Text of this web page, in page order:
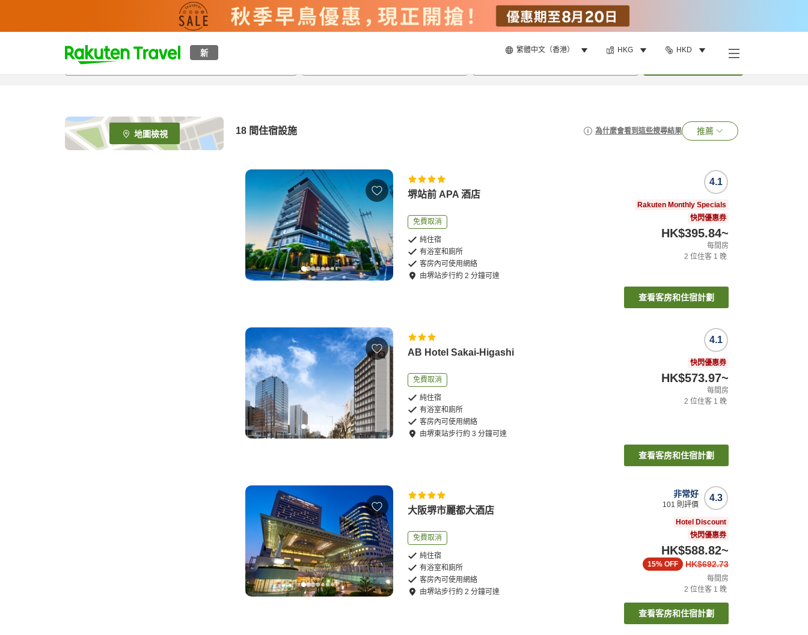
新 繁體中文（香港） HKG HKD
t
p
e
_
s
地圖檢視 18 間住宿設施 為什麼會看到這些搜尋結果 推薦
堺站前 APA 酒店
免費取消
純住宿
有浴室和廁所
客房內可使用網絡
由堺站步行約2 分鐘可達
4.1
Rakuten Monthly Specials
快閃優惠券
HK$395.84~
每間房
2 位住客 1 晚
查看客房和住宿計劃
AB Hotel Sakai-Higashi
免費取消
純住宿
有浴室和廁所
客房內可使用網絡
由堺東站步行約3 分鐘可達
4.1
快閃優惠券
HK$573.97~
每間房
2 位住客 1 晚
查看客房和住宿計劃
大阪堺市麗都大酒店
免費取消
純住宿
有浴室和廁所
客房內可使用網絡
由堺站步行約2 分鐘可達
4.3
非常好
101 則評價
Hotel Discount
快閃優惠券
HK$588.82~
HK$692.73
15% OFF
每間房
2 位住客 1 晚
查看客房和住宿計劃